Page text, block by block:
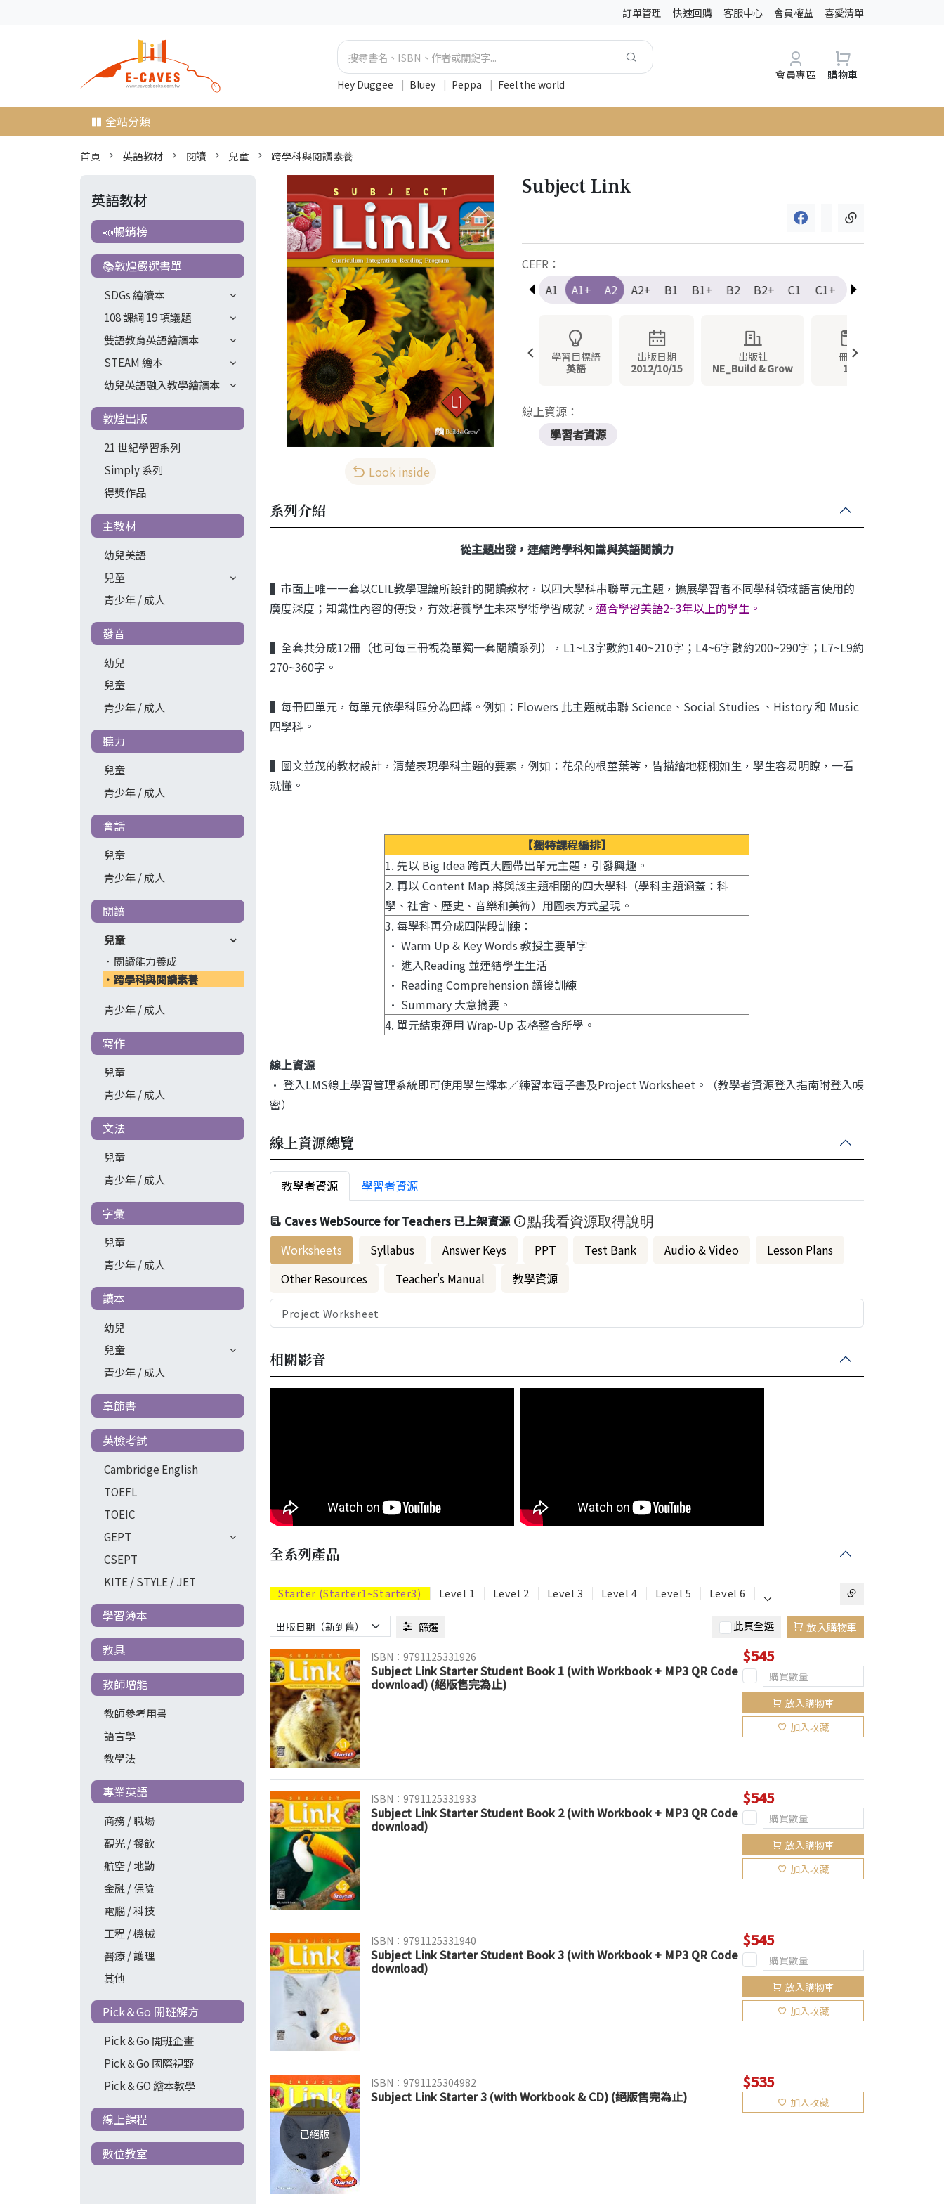
訂單管理 快速回購 客服中心 會員權益 喜愛清單
Hey Duggee | Bluey | Peppa | Feel the world
會員專區 購物車
全站分類
首頁 英語教材 閱讀 兒童 跨學科與閱讀素養
英語教材
📣暢銷榜
📚敦煌嚴選書單
SDGs 繪讀本
108 課綱 19 項議題
雙語教育英語繪讀本
STEAM 繪本
幼兒英語融入教學繪讀本
敦煌出版
21 世紀學習系列
Simply 系列
得獎作品
主教材
幼兒美語
兒童
青少年 / 成人
發音
幼兒
兒童
青少年 / 成人
聽力
兒童
青少年 / 成人
會話
兒童
青少年 / 成人
閱讀
兒童
閱讀能力養成
跨學科與閱讀素養
青少年 / 成人
寫作
兒童
青少年 / 成人
文法
兒童
青少年 / 成人
字彙
兒童
青少年 / 成人
讀本
幼兒
兒童
青少年 / 成人
章節書
英檢考試
Cambridge English
TOEFL
TOEIC
GEPT
CSEPT
KITE / STYLE / JET
學習簿本
教具
教師增能
教師參考用書
語言學
教學法
專業英語
商務 / 職場
觀光 / 餐飲
航空 / 地勤
金融 / 保險
電腦 / 科技
工程 / 機械
醫療 / 護理
其他
Pick＆Go 開班解方
Pick＆Go 開班企畫
Pick＆Go 國際視野
Pick＆GO 繪本教學
線上課程
數位教室
Look inside
Subject Link
CEFR：
Pre-A1
A1 A1+ A2 A2+ B1 B1+ B2 B2+ C1 C1+ C2
學習目標語
英語
出版日期
2012/10/15
出版社
NE_Build & Grow
冊數
12
線上資源：
學習者資源
系列介紹
從主題出發，連結跨學科知識與英語閱讀力
▌市面上唯一一套以CLIL教學理論所設計的閱讀教材，以四大學科串聯單元主題，擴展學習者不同學科領域語言使用的
廣度深度；知識性內容的傳授，有效培養學生未來學術學習成就。 適合學習美語2~3年以上的學生。
▌全套共分成12冊（也可每三冊視為單獨一套閱讀系列），L1~L3字數約140~210字；L4~6字數約200~290字；L7~L9約
270~360字。
▌每冊四單元，每單元依學科區分為四課。例如：Flowers 此主題就串聯 Science、Social Studies 、History 和 Music
四學科。
▌圖文並茂的教材設計，清楚表現學科主題的要素，例如：花朵的根莖葉等，皆描繪地栩栩如生，學生容易明瞭，一看
就懂。
【獨特課程編排】
1. 先以 Big Idea 跨頁大圖帶出單元主題，引發興趣。
2. 再以 Content Map 將與該主題相關的四大學科（學科主題涵蓋：科
學、社會、歷史、音樂和美術）用圖表方式呈現。
3. 每學科再分成四階段訓練：
• Warm Up & Key Words 教授主要單字
• 進入Reading 並連結學生生活
• Reading Comprehension 讀後訓練
• Summary 大意摘要。
4. 單元結束運用 Wrap-Up 表格整合所學。
線上資源
• 登入LMS線上學習管理系統即可使用學生課本／練習本電子書及Project Worksheet。（教學者資源登入指南附登入帳
密）
線上資源總覽
教學者資源 學習者資源
Caves WebSource for Teachers 已上架資源 點我看資源取得說明
Worksheets Syllabus Answer Keys PPT Test Bank Audio & Video
Lesson Plans
Other Resources
Teacher's Manual 教學資源
Project Worksheet
相關影音
全系列產品
Starter (Starter1~Starter3) Level 1 Level 2 Level 3 Level 4 Level 5 Level 6 ⌵
篩選 此頁全選 放入購物車
ISBN：9791125331926
Subject Link Starter Student Book 1 (with Workbook + MP3 QR Code
download) (絕版售完為止)
$545
放入購物車
加入收藏
ISBN：9791125331933
Subject Link Starter Student Book 2 (with Workbook + MP3 QR Code
download)
$545
放入購物車
加入收藏
ISBN：9791125331940
Subject Link Starter Student Book 3 (with Workbook + MP3 QR Code
download)
$545
放入購物車
加入收藏
已絕版
ISBN：9791125304982
Subject Link Starter 3 (with Workbook & CD) (絕版售完為止)
$535
加入收藏